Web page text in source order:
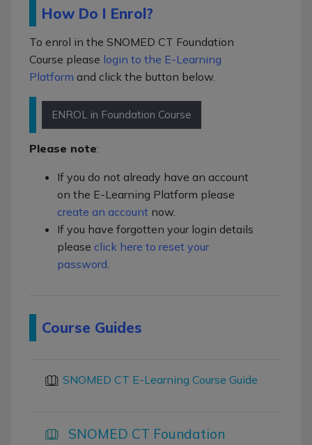
How Do I Enrol?
To enrol in the SNOMED CT Foundation
Course please login to the E-Learning
Platform and click the button below.
ENROL in Foundation Course
Please note:
If you do not already have an account
on the E-Learning Platform please
create an account now.
If you have forgotten your login details
please click here to reset your
password.
Course Guides
SNOMED CT E-Learning Course Guide
SNOMED CT Foundation